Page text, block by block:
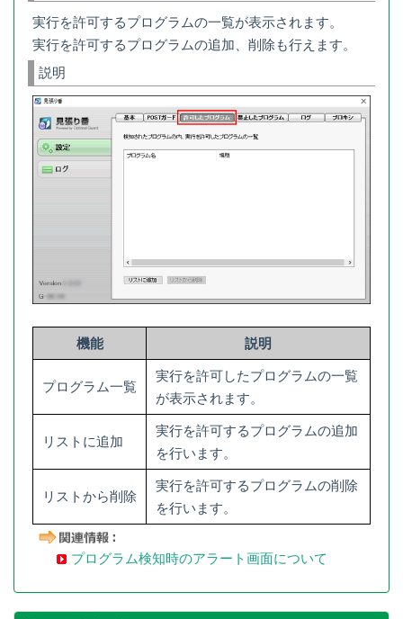
実行を許可するプログラムの一覧が表示されます。
実行を許可するプログラムの追加、削除も行えます。
説明
機能 説明
プログラム一覧
実行を許可したプログラムの一覧
が表示されます。
リストに追加
実行を許可するプログラムの追加
を行います。
リストから削除
実行を許可するプログラムの削除
を行います。
プログラム検知時のアラート画面について